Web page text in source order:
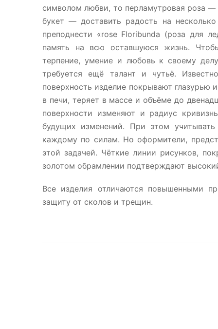
символом любви, то перламутровая роза
букет — доставить радость на
преподнести «rose Floribunda (роза для
память на всю оставшуюся жизнь.
терпение, умение и любовь к своему
требуется ещё талант и чутьё.
поверхность изделие покрывают глазурью
в печи, теряет в массе и объёме до
поверхности изменяют и радиус
будущих изменений. При этом
каждому по силам. Но оформители,
этой задачей. Чёткие линии рисунков,
золотом обрамлении подтверждают
Все изделия отличаются повышенными
защиту от сколов и трещин.